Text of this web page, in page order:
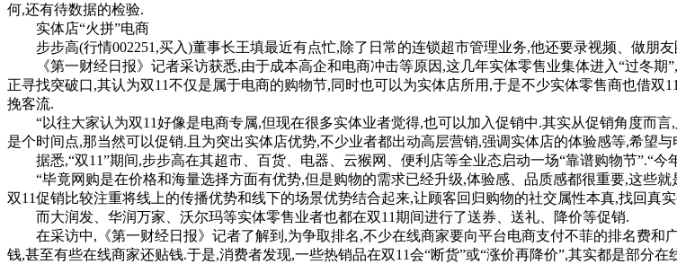
何,还有待数据的检验.
实体店“火拼”电商
步步高(行情002251,买入)董事长王填最近有点忙,除了日常的连锁超市管理业务,他还要录视频、做朋友
《第一财经日报》记者采访获悉,由于成本高企和电商冲击等原因,这几年实体零售业集体进入“过冬期
正寻找突破口,其认为双11不仅是属于电商的购物节,同时也可以为实体店所用,于是不少实体零售商也借
挽客流.
“以往大家认为双11好像是电商专属,但现在很多实体业者觉得,也可以加入促销中.其实从促销角度而
是个时间点,那当然可以促销.且为突出实体店优势,不少业者都出动高层营销,强调实体店的体验感等,希望
据悉,“双11”期间,步步高在其超市、百货、电器、云猴网、便利店等全业态启动一场“靠谱购物节”.“今
“毕竟网购是在价格和海量选择方面有优势,但是购物的需求已经升级,体验感、品质感都很重要,这些就
双11促销比较注重将线上的传播优势和线下的场景优势结合起来,让顾客回归购物的社交属性本真,找回真
而大润发、华润万家、沃尔玛等实体零售业者也都在双11期间进行了送券、送礼、降价等促销.
在采访中,《第一财经日报》记者了解到,为争取排名,不少在线商家要向平台电商支付不菲的排名费和
钱,甚至有些在线商家还贴钱.于是,消费者发现,一些热销品在双11会“断货”或“涨价再降价”,其实都是部分在